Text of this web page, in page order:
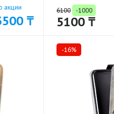
акции
₸
6100 -1000
5100 ₸
-16%